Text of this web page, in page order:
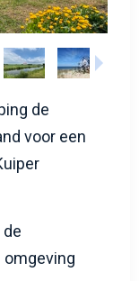
de
voor een
omgeving